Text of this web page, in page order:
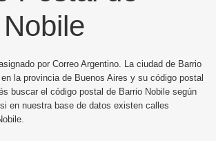
por Correo Argentino. La ciudad de Barrio
la provincia de Buenos Aires y su código postal
buscar el código postal de Barrio Nobile según
en nuestra base de datos existen calles